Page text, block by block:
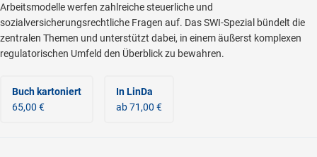
Arbeitsmodelle werfen zahlreiche steuerliche und
sozialversicherungsrechtliche Fragen auf. Das SWI-Spezial bündelt die
zentralen Themen und unterstützt dabei, in einem äußerst komplexen
regulatorischen Umfeld den Überblick zu bewahren.
Buch kartoniert
65,00 €
In LinDa
ab 71,00 €